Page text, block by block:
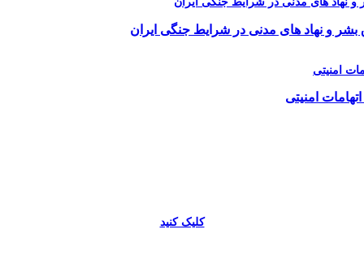
و نهاد های مدنی در شرایط جنگی ایران
امنیتی
کلیک کنید